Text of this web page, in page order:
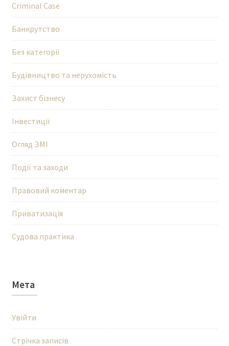
Criminal Case
Банкрутство
Без категорії
Будівництво та нерухомість
Захист бізнесу
Інвестиції
Огляд ЗМІ
Події та заходи
Правовий коментар
Приватизація
Судова практика
Мета
Увійти
Стрічка записів